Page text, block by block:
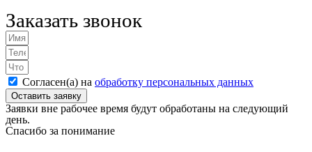
Заказать звонок
Согласен(а) на обработку персональных данных
Оставить заявку
Заявки вне рабочее время будут обработаны на следующий
день.
Спасибо за понимание